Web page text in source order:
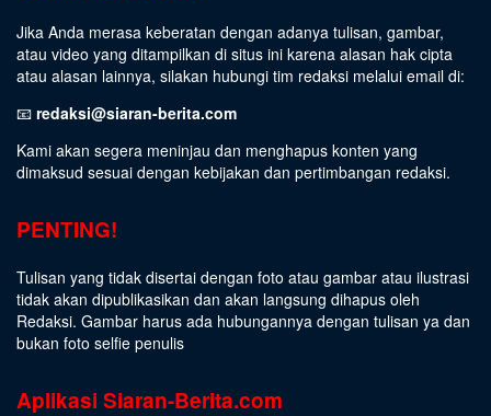
Jika Anda merasa keberatan dengan adanya tulisan, gambar,
atau video yang ditampilkan di situs ini karena alasan hak cipta
atau alasan lainnya, silakan hubungi tim redaksi melalui email di:
📧 redaksi@siaran-berita.com
Kami akan segera meninjau dan menghapus konten yang
dimaksud sesuai dengan kebijakan dan pertimbangan redaksi.
PENTING!
Tulisan yang tidak disertai dengan foto atau gambar atau ilustrasi
tidak akan dipublikasikan dan akan langsung dihapus oleh
Redaksi. Gambar harus ada hubungannya dengan tulisan ya dan
bukan foto selfie penulis
Aplikasi Siaran-Berita.com